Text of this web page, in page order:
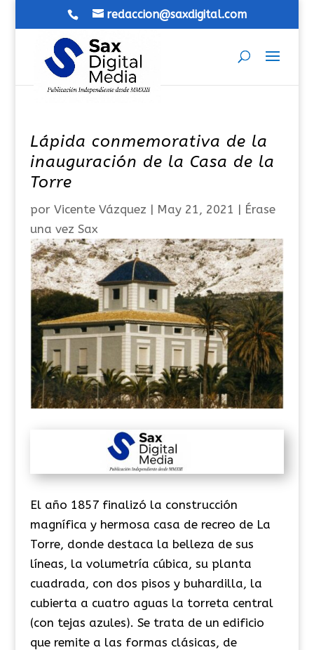
redaccion@saxdigital.com
Lápida conmemorativa de la
inauguración de la Casa de la
Torre
por Vicente Vázquez | May 21, 2021 | Érase
una vez Sax
El año 1857 finalizó la construcción
magnífica y hermosa casa de recreo de La
Torre, donde destaca la belleza de sus
líneas, la volumetría cúbica, su planta
cuadrada, con dos pisos y buhardilla, la
cubierta a cuatro aguas la torreta central
(con tejas azules). Se trata de un edificio
que remite a las formas clásicas, de